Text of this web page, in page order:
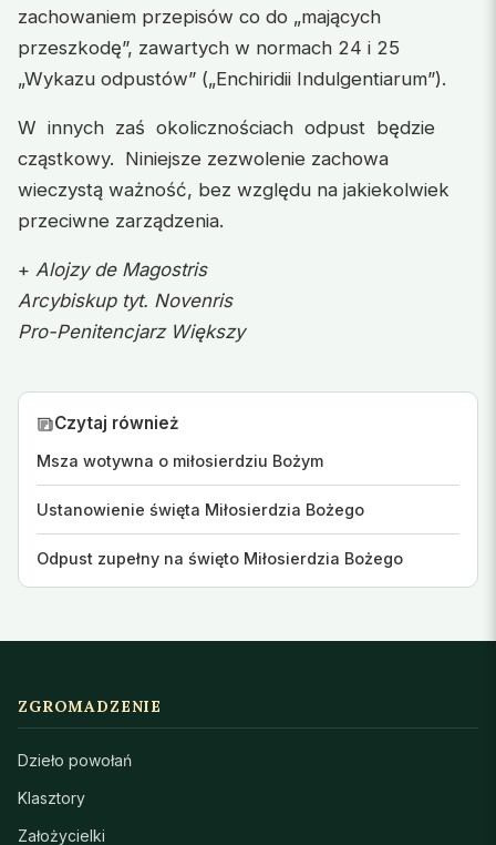
zachowaniem przepisów co do „mających
przeszkodę”, zawartych w normach 24 i 25
„Wykazu odpustów” („Enchiridii Indulgentiarum”).
W innych zaś okolicznościach odpust będzie
cząstkowy. Niniejsze zezwolenie zachowa
wieczystą ważność, bez względu na jakiekolwiek
przeciwne zarządzenia.
+ Alojzy de Magostris
Arcybiskup tyt. Novenris
Pro-Penitencjarz Większy
Czytaj również
Msza wotywna o miłosierdziu Bożym
Ustanowienie święta Miłosierdzia Bożego
Odpust zupełny na święto Miłosierdzia Bożego
ZGROMADZENIE
Dzieło powołań
Klasztory
Założycielki